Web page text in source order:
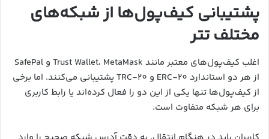
پشتیبانی کیف‌پول‌ها از شبکه‌های
مختلف تتر
اغلب کیف‌پول‌های معتبر مانند Trust Wallet، MetaMask و SafePal
از هر دو استاندارد ERC-20 و TRC-20 پشتیبانی می‌کنند. اما برخی
از کیف‌پول‌ها تنها یکی از این دو را فعال کرده‌اند یا رابط کاربری
برای هر شبکه متفاوت است.